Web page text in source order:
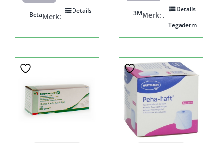
Details
Merk:
Bota
Details
Merk:
3M ,
Tegaderm